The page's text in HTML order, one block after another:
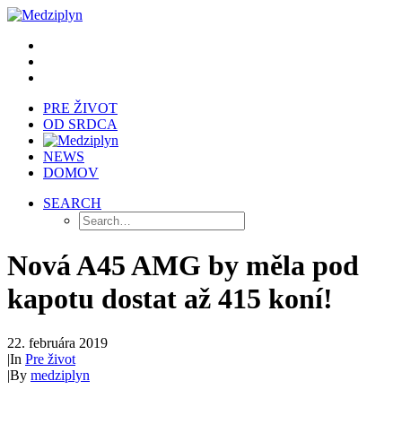
PRE ŽIVOT
OD SRDCA
NEWS
DOMOV
SEARCH
Nová A45 AMG by měla pod
kapotu dostat až 415 koní!
22. februára 2019
|In Pre život
|By medziplyn